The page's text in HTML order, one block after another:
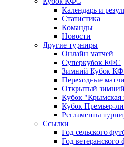
Календарь и
Статистика
Команды
Новости
Другие турниры
Онлайн матчей
Суперкубок КФС
Зимний Кубок
Переходные
Открытый
Кубок "Крымская
Кубок Премьер-
Регламенты
Ссылки
Год сельского
Год ветеранского